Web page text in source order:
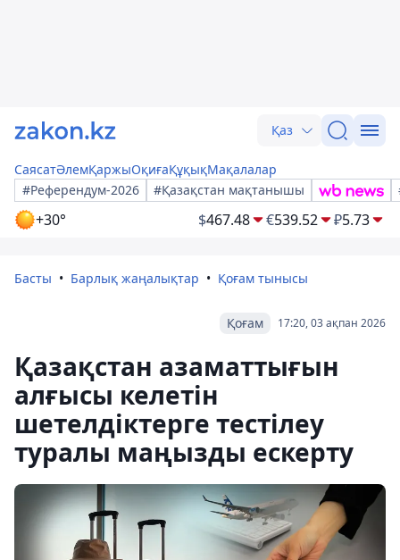
Қаз
СаясатӘлемҚаржыОқиғаҚұқықМақалалар
#Референдум-2026
#Қазақстан мақтанышы
+30° $467.48 €539.52 ₽5.73
Басты Барлық жаңалықтар Қоғам тынысы
17:20, 03 ақпан 2026
Қоғам
Қазақстан азаматтығын
алғысы келетін
шетелдіктерге тестілеу
туралы маңызды ескерту